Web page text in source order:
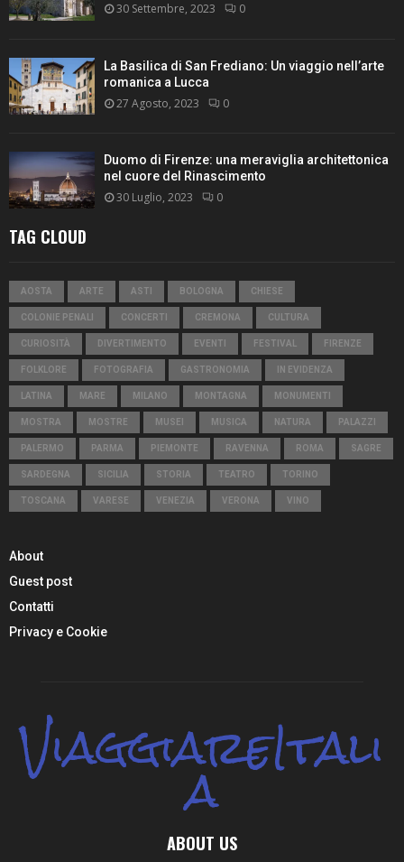
30 Settembre, 2023 0
La Basilica di San Frediano: Un viaggio nell’arte
romanica a Lucca
27 Agosto, 2023 0
Duomo di Firenze: una meraviglia architettonica
nel cuore del Rinascimento
30 Luglio, 2023 0
TAG CLOUD
AOSTA ARTE ASTI BOLOGNA CHIESE
COLONIE PENALI CONCERTI CREMONA CULTURA
CURIOSITÀ DIVERTIMENTO EVENTI FESTIVAL FIRENZE
FOLKLORE FOTOGRAFIA GASTRONOMIA IN EVIDENZA
LATINA MARE MILANO MONTAGNA MONUMENTI
MOSTRA MOSTRE MUSEI MUSICA NATURA PALAZZI
PALERMO PARMA PIEMONTE RAVENNA ROMA SAGRE
SARDEGNA SICILIA STORIA TEATRO TORINO
TOSCANA VARESE VENEZIA VERONA VINO
About
Guest post
Contatti
Privacy e Cookie
ViaggiareItali
a
ABOUT US